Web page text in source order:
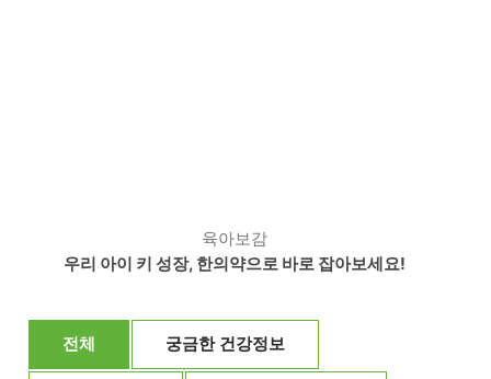
육아보감
우리 아이 키 성장, 한의약으로 바로 잡아보세요!
전체 궁금한 건강정보